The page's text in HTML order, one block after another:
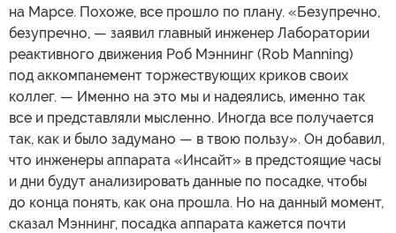
на Марсе. Похоже, все прошло по плану. «Безупречно,
безупречно, — заявил главный инженер Лаборатории
реактивного движения Роб Мэннинг (Rob Manning)
под аккомпанемент торжествующих криков своих
коллег. — Именно на это мы и надеялись, именно так
все и представляли мысленно. Иногда все получается
так, как и было задумано — в твою пользу». Он добавил,
что инженеры аппарата «Инсайт» в предстоящие часы
и дни будут анализировать данные по посадке, чтобы
до конца понять, как она прошла. Но на данный момент,
сказал Мэннинг, посадка аппарата кажется почти